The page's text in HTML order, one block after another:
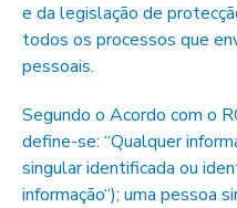
e da legislação de
todos os processos que
pessoais.
Segundo o Acordo com o
define-se: “Qualquer
singular identificada ou
informação“); uma pessoa